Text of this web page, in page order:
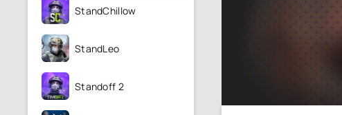
StandChillow
StandLeo
Standoff 2